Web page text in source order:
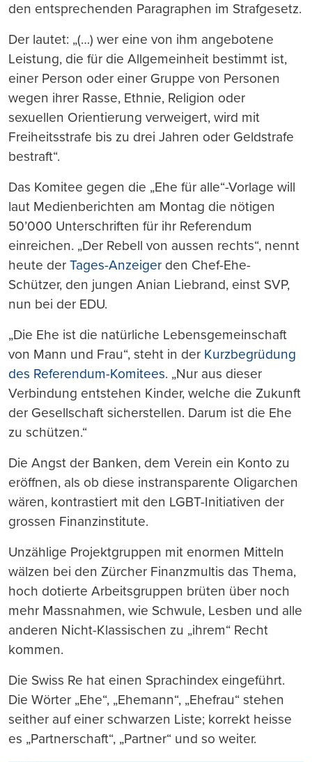
den entsprechenden Paragraphen im Strafgesetz.
Der lautet: „(…) wer eine von ihm angebotene
Leistung, die für die Allgemeinheit bestimmt ist,
einer Person oder einer Gruppe von Personen
wegen ihrer Rasse, Ethnie, Religion oder
sexuellen Orientierung verweigert, wird mit
Freiheitsstrafe bis zu drei Jahren oder Geldstrafe
bestraft“.
Das Komitee gegen die „Ehe für alle“-Vorlage will
laut Medienberichten am Montag die nötigen
50’000 Unterschriften für ihr Referendum
einreichen. „Der Rebell von aussen rechts“, nennt
heute der Tages-Anzeiger den Chef-Ehe-
Schützer, den jungen Anian Liebrand, einst SVP,
nun bei der EDU.
„Die Ehe ist die natürliche Lebensgemeinschaft
von Mann und Frau“, steht in der Kurzbegrüdung
des Referendum-Komitees. „Nur aus dieser
Verbindung entstehen Kinder, welche die Zukunft
der Gesellschaft sicherstellen. Darum ist die Ehe
zu schützen.“
Die Angst der Banken, dem Verein ein Konto zu
eröffnen, als ob diese instransparente Oligarchen
wären, kontrastiert mit den LGBT-Initiativen der
grossen Finanzinstitute.
Unzählige Projektgruppen mit enormen Mitteln
wälzen bei den Zürcher Finanzmultis das Thema,
hoch dotierte Arbeitsgruppen brüten über noch
mehr Massnahmen, wie Schwule, Lesben und alle
anderen Nicht-Klassischen zu „ihrem“ Recht
kommen.
Die Swiss Re hat einen Sprachindex eingeführt.
Die Wörter „Ehe“, „Ehemann“, „Ehefrau“ stehen
seither auf einer schwarzen Liste; korrekt heisse
es „Partnerschaft“, „Partner“ und so weiter.